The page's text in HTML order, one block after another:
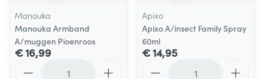
Manouka
Manouka Armband
A/muggen Pioenroos
€ 16,99
Apixo
Apixo A/insect Family Spray
60ml
€ 14,95